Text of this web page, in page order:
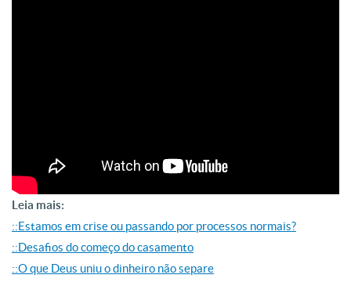
Leia mais:
::Estamos em crise ou passando por processos normais?
::Desafios do começo do casamento
::O que Deus uniu o dinheiro não separe